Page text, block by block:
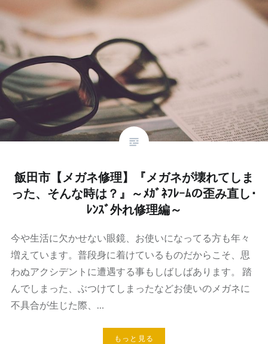
飯田市【メガネ修理】『メガネが壊れてしま
った、そんな時は？』～ﾒｶﾞﾈﾌﾚｰﾑの歪み直し･
ﾚﾝｽﾞ外れ修理編～
今や生活に欠かせない眼鏡、お使いになってる方も年々
増えています。普段身に着けているものだからこそ、思
わぬアクシデントに遭遇する事もしばしばあります。 踏
んでしまった、ぶつけてしまったなどお使いのメガネに
不具合が生じた際、…
もっと見る